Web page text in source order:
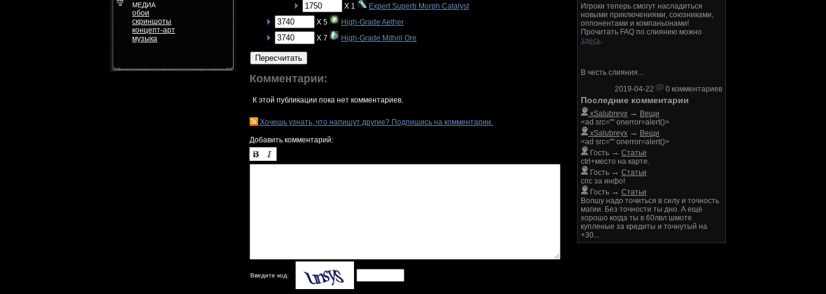
МЕДИА
обои
скриншоты
концепт-арт
музыка
X 1
Expert Superb Morph Catalyst
X 5
High-Grade Aether
X 7
High-Grade Mithril Ore
Пересчитать
Комментарии:
К этой публикации пока нет комментариев.
Хочешь узнать, что напишут другие? Подпишись на комментарии.
Добавить комментарий:
Введите код:
Игроки теперь смогут насладиться
новыми приключениями, союзниками,
оппонентами и компаньонами!
Прочитать FAQ по слиянию можно
здесь.
В честь слияния...
2019-04-22
0 комментариев
Последние комментарии
xSalubreyx → Вещи
<ad src="" onerror=alert()>
xSalubreyx → Вещи
<ad src="" onerror=alert()>
Гость → Статьи
ctrl+место на карте.
Гость → Статьи
спс за инфо!
Гость → Статьи
Волшу надо точиться в силу и точность
магии. Без точности ты дно. А ещё
хорошо когда ты в 60лвл шмоте
купленые за кредиты и точнутый на
+30...